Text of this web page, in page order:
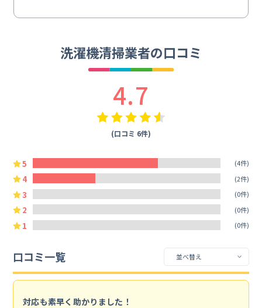
洗濯機清掃業者の口コミ
4.7
(口コミ 6件)
5 (4件)
4 (2件)
3 (0件)
2 (0件)
1 (0件)
口コミ一覧
対応も素早く助かりました！